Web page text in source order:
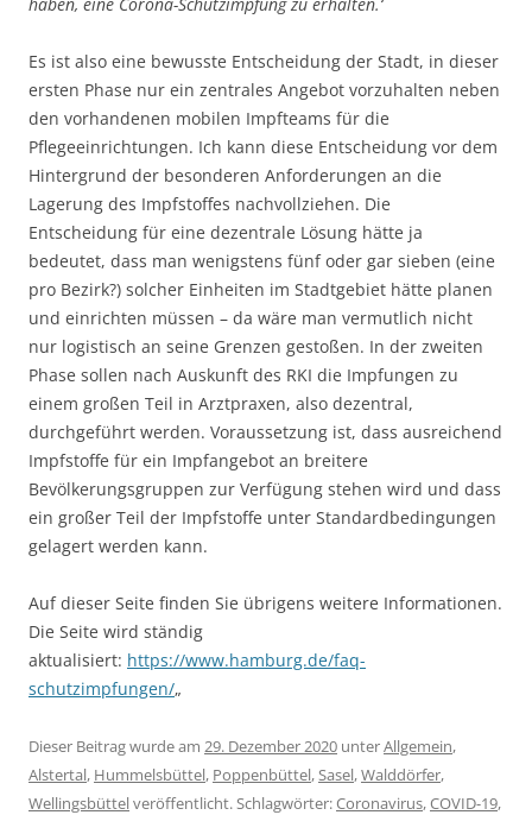
Es ist also eine bewusste Entscheidung der Stadt, in dieser
ersten Phase nur ein zentrales Angebot vorzuhalten neben
den vorhandenen mobilen Impfteams für die
Pflegeeinrichtungen. Ich kann diese Entscheidung vor dem
Hintergrund der besonderen Anforderungen an die
Lagerung des Impfstoffes nachvollziehen. Die
Entscheidung für eine dezentrale Lösung hätte ja
bedeutet, dass man wenigstens fünf oder gar sieben (eine
pro Bezirk?) solcher Einheiten im Stadtgebiet hätte planen
und einrichten müssen – da wäre man vermutlich nicht
nur logistisch an seine Grenzen gestoßen. In der zweiten
Phase sollen nach Auskunft des RKI die Impfungen zu
einem großen Teil in Arztpraxen, also dezentral,
durchgeführt werden. Voraussetzung ist, dass ausreichend
Impfstoffe für ein Impfangebot an breitere
Bevölkerungsgruppen zur Verfügung stehen wird und dass
ein großer Teil der Impfstoffe unter Standardbedingungen
gelagert werden kann.
Auf dieser Seite finden Sie übrigens weitere Informationen.
Die Seite wird ständig
aktualisiert: https://www.hamburg.de/faq-
schutzimpfungen/„
Dieser Beitrag wurde am 29. Dezember 2020 unterAllgemein,
Alstertal, Hummelsbüttel, Poppenbüttel,Sasel,Walddörfer,
Wellingsbüttelveröffentlicht. Schlagwörter:Coronavirus,COVID-19,